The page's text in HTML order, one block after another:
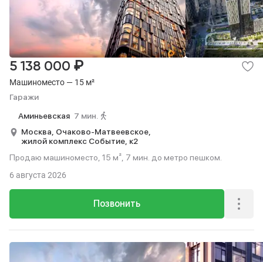
Машиноместо — 15 м²
Гаражи
5 138 000 ₽
Аминьевская 7 мин.
Москва, Очаково-Матвеевское,
жилой комплекс Событие, к2
Продаю машиноместо, 15 м², 7 мин. до метро пешком.
Позвонить
6 августа 2026